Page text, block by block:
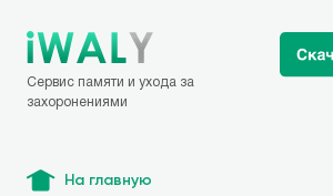
Сервис памяти и ухода за
захоронениями
На главную